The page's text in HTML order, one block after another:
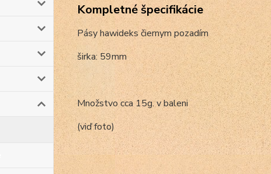
Kompletné špecifikácie
Pásy hawideksčiernym pozadím
širka: 59mm
Množstvo cca 15g. v baleni
(viď foto)